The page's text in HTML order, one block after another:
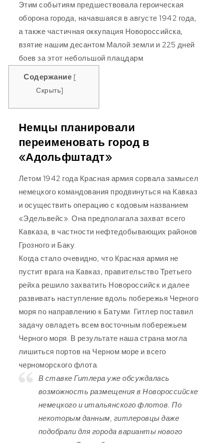
Этим событиям предшествовала героическая
оборона города, начавшаяся в августе 1942 года,
а также частичная оккупация Новороссийска,
взятие нашим десантом Малой земли и 225 дней
боев за этот небольшой плацдарм.
Содержание [
Скрыть]
Немцы планировали
переименовать город в
«Адольфштадт»
Летом 1942 года Красная армия сорвала замысел
немецкого командования продвинуться на Кавказ
и осуществить операцию с кодовым названием
«Эдельвейс». Она предполагала захват всего
Кавказа, в частности нефтедобывающих районов
Грозного и Баку.
Когда стало очевидно, что Красная армия не
пустит врага на Кавказ, правительство Третьего
рейха решило захватить Новороссийск и далее
развивать наступление вдоль побережья Черного
моря по направлению к Батуми. Гитлер поставил
задачу овладеть всем восточным побережьем
Черного моря. В результате наша страна могла
лишиться портов на Черном море и всего
черноморского флота.
В ставке Гитлера уже обсуждалась
возможность размещения в Новороссийске
немецкого и итальянского флотов. По
некоторым данным, гитлеровцы даже
подобрали для города варианты нового